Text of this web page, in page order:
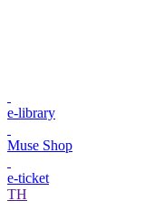
e-library
Muse Shop
e-ticket
TH